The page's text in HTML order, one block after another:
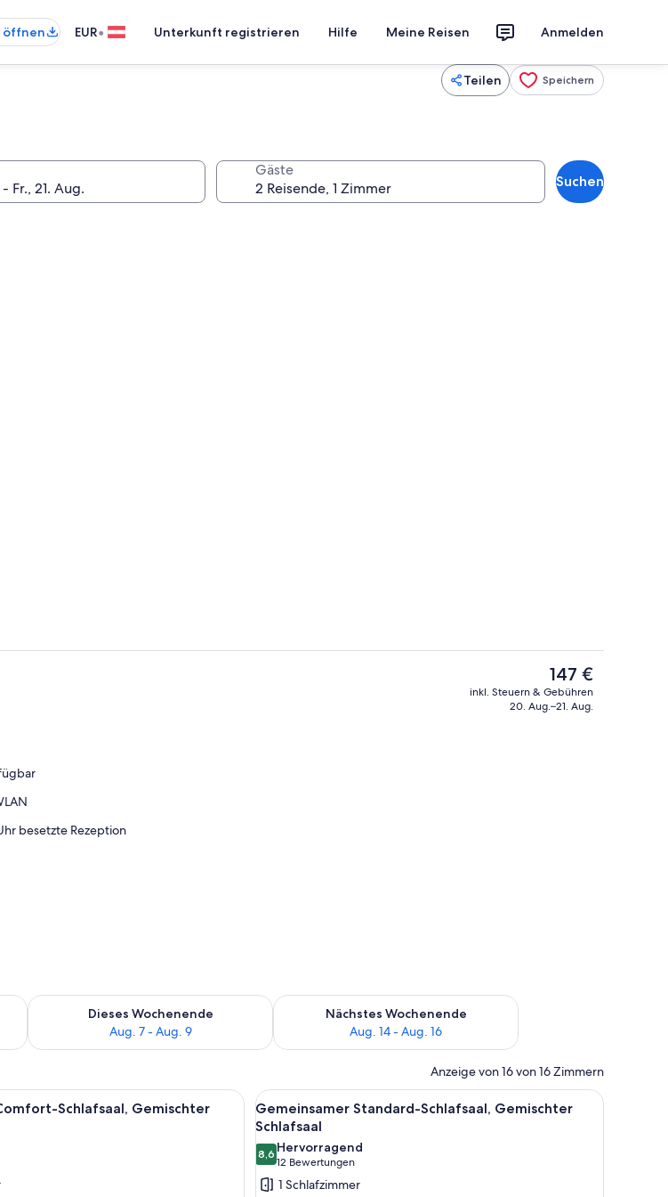
öffnen EUR• Unterkunft registrieren Hilfe Meine Reisen Anmelden
Teilen Speichern
Gäste
Suchen
Familien-Vierbettzimmer, 1
besetzte Rezeption
Der
aktuelle
Preis
147 €
inkl. Steuern & Gebühren
20. Aug.–21. Aug.
Aug. 7 - Aug. 8.
Dieses Wochenende
Aug. 7 - Aug. 9
Überprüfe die Verfügbarkeit für dieses Wochenende, Aug. 7 - Aug. 9.
Nächstes Wochenende
Aug. 14 - Aug. 16
Überprüfe die Verfügbarkeit für nächstes Wochenende, Aug.
Anzeige von 16 von 16 Zimmern
Betondecke. Ein modernes Zimmer mit Etagenbetten, einer kleinen Sitzecke und Blick auf die Stadt.
Schlafsaal, Gemischter
Alle
Fotos
für
Gemeinsamer
Standard-
Ein Schlafraum mit Etagenbetten,
6
Gemeinsamer Standard-Schlafsaal, Gemischter
Schlafsaal
8,68,6 von 10
Hervorragend
12 Bewertungen
(12
Bewertungen)
1 Schlafzimmer